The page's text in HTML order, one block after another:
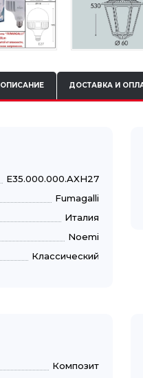
ОПИСАНИЕ ДОСТАВКА И
E35.000.000.AXH27
Fumagalli
Италия
Noemi
Классический
Композит